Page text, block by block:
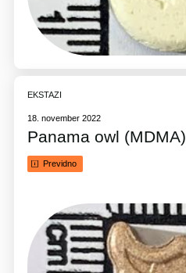
EKSTAZI
18. november 2022
Panama owl (MDMA)
Previdno